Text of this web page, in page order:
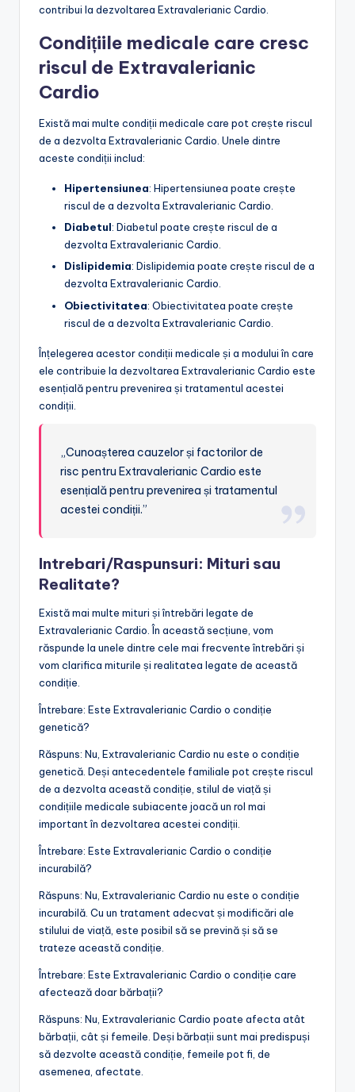
contribui la dezvoltarea Extravalerianic Cardio.
Condițiile medicale care cresc
riscul de Extravalerianic
Cardio
Există mai multe condiții medicale care pot crește riscul
de a dezvolta Extravalerianic Cardio. Unele dintre
aceste condiții includ:
Hipertensiunea: Hipertensiunea poate crește
riscul de a dezvolta Extravalerianic Cardio.
Diabetul: Diabetul poate crește riscul de a
dezvolta Extravalerianic Cardio.
Dislipidemia: Dislipidemia poate crește riscul de a
dezvolta Extravalerianic Cardio.
Obiectivitatea: Obiectivitatea poate crește
riscul de a dezvolta Extravalerianic Cardio.
Înțelegerea acestor condiții medicale și a modului în care
ele contribuie la dezvoltarea Extravalerianic Cardio este
esențială pentru prevenirea și tratamentul acestei
condiții.
„Cunoașterea cauzelor și factorilor de
risc pentru Extravalerianic Cardio este
esențială pentru prevenirea și tratamentul
acestei condiții.”
Intrebari/Raspunsuri: Mituri sau
Realitate?
Există mai multe mituri și întrebări legate de
Extravalerianic Cardio. În această secțiune, vom
răspunde la unele dintre cele mai frecvente întrebări și
vom clarifica miturile și realitatea legate de această
condiție.
Întrebare: Este Extravalerianic Cardio o condiție
genetică?
Răspuns: Nu, Extravalerianic Cardio nu este o condiție
genetică. Deși antecedentele familiale pot crește riscul
de a dezvolta această condiție, stilul de viață și
condițiile medicale subiacente joacă un rol mai
important în dezvoltarea acestei condiții.
Întrebare: Este Extravalerianic Cardio o condiție
incurabilă?
Răspuns: Nu, Extravalerianic Cardio nu este o condiție
incurabilă. Cu un tratament adecvat și modificări ale
stilului de viață, este posibil să se prevină și să se
trateze această condiție.
Întrebare: Este Extravalerianic Cardio o condiție care
afectează doar bărbații?
Răspuns: Nu, Extravalerianic Cardio poate afecta atât
bărbații, cât și femeile. Deși bărbații sunt mai predispuși
să dezvolte această condiție, femeile pot fi, de
asemenea, afectate.